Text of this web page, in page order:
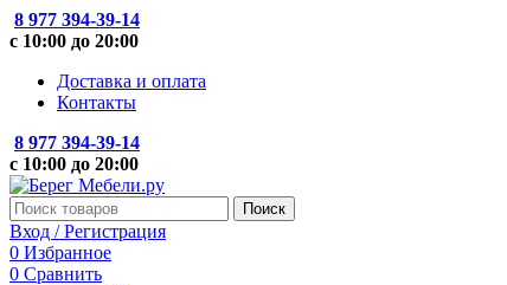
8 977 394-39-14
с 10:00 до 20:00
Доставка и оплата
Контакты
8 977 394-39-14
с 10:00 до 20:00
Поиск
Вход / Регистрация
0 Избранное
0 Сравнить